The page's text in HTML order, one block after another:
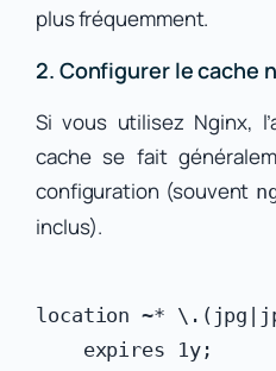
plus fréquemment.
2. Configurer le cache
Si vous utilisez Nginx,
cache se fait
configuration (souvent
inclus).
location ~*
    expires 1y;